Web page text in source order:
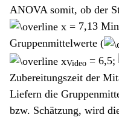
ANOVA somit, ob der
= 7,13
Gruppenmittelwerte (
Video = 6,5;
Zubereitungszeit der
Liefern die
bzw. Schätzung, wird